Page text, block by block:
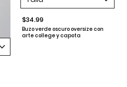
$34.99
Buzo verde oscuro oversize con
arte college y capota